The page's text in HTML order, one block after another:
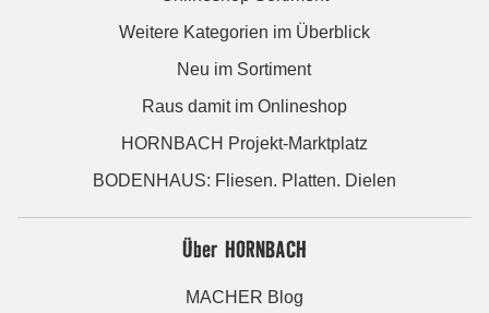
Weitere Kategorien im Überblick
Neu im Sortiment
Raus damit im Onlineshop
HORNBACH Projekt-Marktplatz
BODENHAUS: Fliesen. Platten. Dielen
Über HORNBACH
MACHER Blog